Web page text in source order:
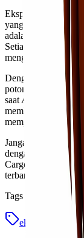
Ekspedisi Cargo
yang terbaik untuk
adalah dengan
Setiap bulan, kami
mengurangi biaya
Dengan
potongan harga
saat Anda memilih
memberikan
mempercayakan
Jangan lewatkan
dengan harga lebih
Cargo Murah
terbaru tentang
Tags
ekspedisi cargo